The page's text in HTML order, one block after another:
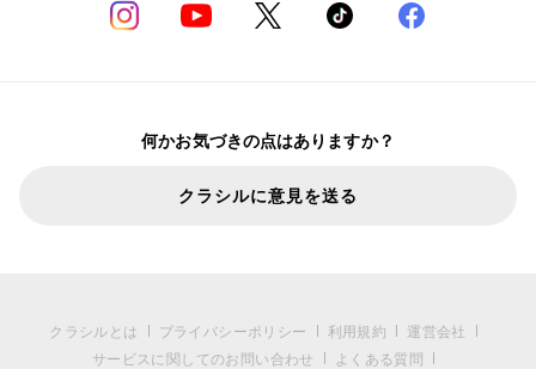
何かお気づきの点はありますか？
クラシルに意見を送る
クラシルとは プライバシーポリシー 利用規約
運営会社
サービスに関してのお問い合わせ
よくある質問